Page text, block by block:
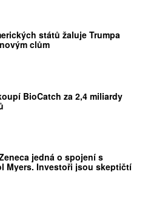
států žaluje Trumpa
clům
BioCatch za 2,4 miliardy
jedná o spojení s
Myers. Investoři jsou skeptičtí